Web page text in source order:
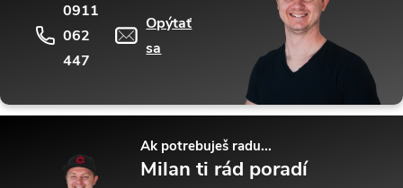
0911
062
447
Opýtať
sa
Ak potrebuješ radu...
Milan ti rád poradí